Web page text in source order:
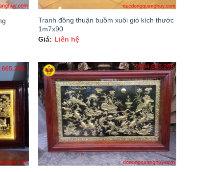
Tranh đồng thuận buồm xuôi gió kích thước
1m7x90
Liên hệ